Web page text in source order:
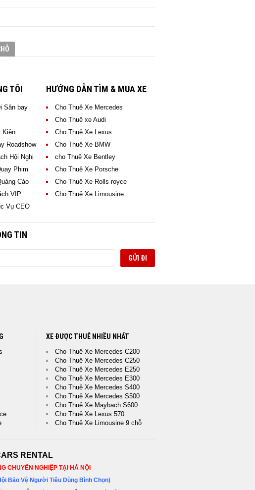
XE > XEM NGAY GIÁ THUÊ XE
XE > XEM NGAY GIÁ THUÊ XE
XE > XEM NGAY GIÁ THUÊ XE
TÔI
Sân bay
Kiện
Roadshow
Hội Nghị
Phim
Cáo
VIP
Vụ CEO
HƯỚNG DẪN TÌM & MUA XE
Cho Thuê Xe Mercedes
Cho Thuê xe Audi
Cho Thuê Xe Lexus
Cho Thuê Xe BMW
cho Thuê Xe Bentley
Cho Thuê Xe Porsche
Cho Thuê Xe Rolls royce
Cho Thuê Xe Limousine
TIN
XE ĐƯỢC THUÊ NHIỀU NHẤT
Cho Thuê Xe Mercedes C200
Cho Thuê Xe Mercedes C250
Cho Thuê Xe Mercedes E250
Cho Thuê Xe Mercedes E300
Cho Thuê Xe Mercedes S400
Cho Thuê Xe Mercedes S500
Cho Thuê Xe Maybach S600
Cho Thuê Xe Lexus 570
Cho Thuê Xe Limousine 9 chỗ
RENTAL
CHUYÊN NGHIỆP TẠI HÀ NỘI
Bảo Vệ Người Tiêu Dùng Bình Chọn)